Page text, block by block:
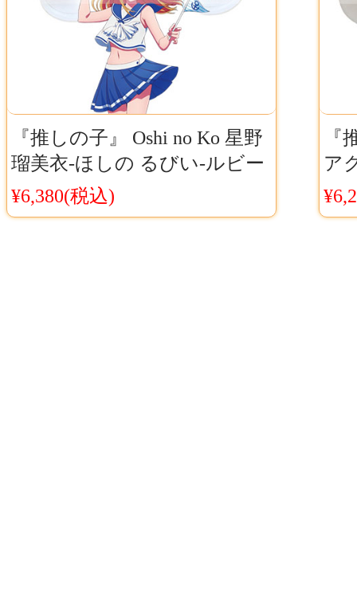
『推しの子』 Oshi no Ko 星野
瑠美衣-ほしの るびい-ルビー
コスプレウィッグ Cosyaya通
販 送料無料
¥6,380(税込)
『
ア
レ
料